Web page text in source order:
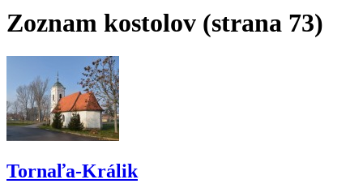
Zoznam kostolov (strana 73)
Tornaľa-Králik